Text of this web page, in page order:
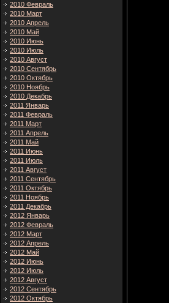
2010 Февраль
2010 Март
2010 Апрель
2010 Май
2010 Июнь
2010 Июль
2010 Август
2010 Сентябрь
2010 Октябрь
2010 Ноябрь
2010 Декабрь
2011 Январь
2011 Февраль
2011 Март
2011 Апрель
2011 Май
2011 Июнь
2011 Июль
2011 Август
2011 Сентябрь
2011 Октябрь
2011 Ноябрь
2011 Декабрь
2012 Январь
2012 Февраль
2012 Март
2012 Апрель
2012 Май
2012 Июнь
2012 Июль
2012 Август
2012 Сентябрь
2012 Октябрь